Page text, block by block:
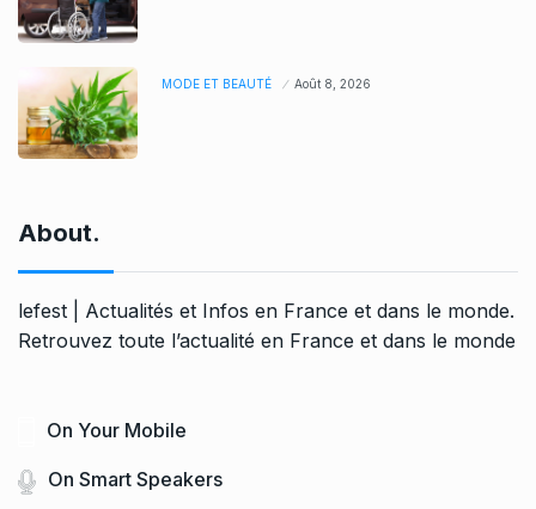
MODE ET BEAUTÉ Août 8, 2026
About.
lefest | Actualités et Infos en France et dans le monde.
Retrouvez toute l’actualité en France et dans le monde
On Your Mobile
On Smart Speakers